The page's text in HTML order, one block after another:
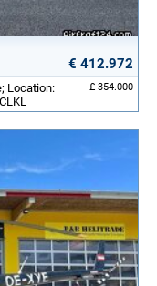
€ 412.972
£ 354.000
Location: